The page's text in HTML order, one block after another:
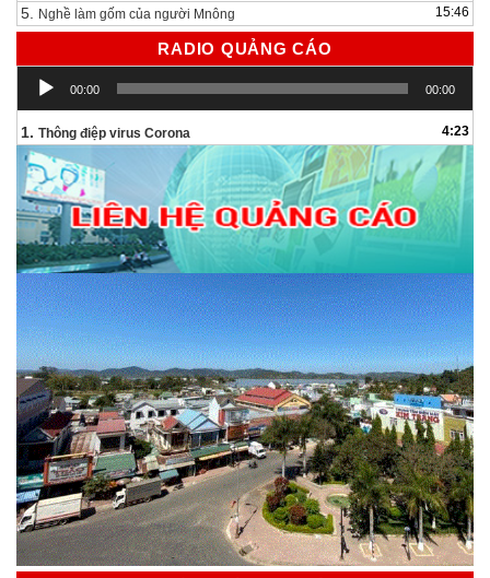
5. Nghề làm gốm của người Mnông 15:46
RADIO QUẢNG CÁO
Trình
chơi
00:00 00:00
1. Thông điệp virus Corona 4:23